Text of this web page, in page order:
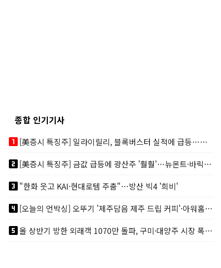
종합 인기기사
looks_one
[美증시 특징주] 일라이릴리, 블록버스터 실적에 급등…마운자로 매출 폭발
looks_two
[美증시 특징주] 금값 급등에 광산주 '훨훨'…뉴몬트·바릭마이닝 주도
looks_3"한화 웃고 KAI·현대로템 주춤"…방산 빅4 '희비'
looks_4
[오늘의 언박싱] 오뚜기 '제주담음 제주 드립 커피'·아워홈 ‘갓석박지’ 外
looks_5
올 상반기 방한 외래객 1070만 돌파, 구미·대양주 시장 폭발적 성장